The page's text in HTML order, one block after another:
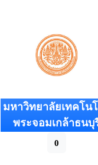
มหาวิทยาลัยเทคโน
พระจอมเกล้าธนบุ
0